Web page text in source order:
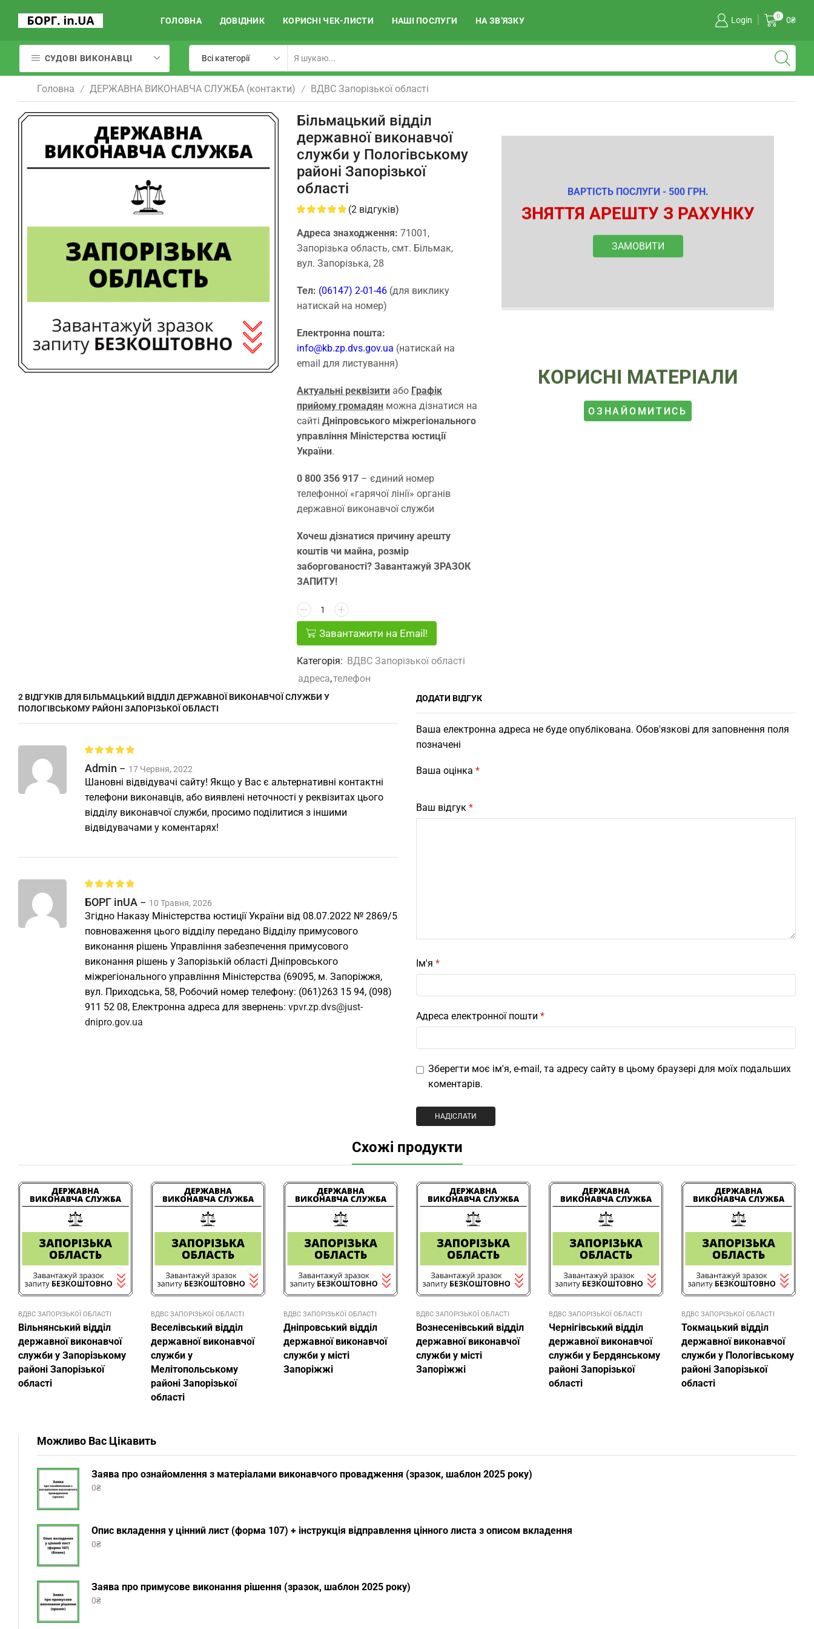
ГОЛОВНА ДОВІДНИК КОРИСНІ ЧЕК-ЛИСТИ НАШІ ПОСЛУГИ НА ЗВ’ЯЗКУ Login 0 0₴
СУДОВІ ВИКОНАВЦІ
Головна / ДЕРЖАВНА ВИКОНАВЧА СЛУЖБА (контакти) / ВДВС Запорізької області
Більмацький відділ
державної виконавчої
служби у Пологівському
районі Запорізької
області
(2відгуків)
Адреса знаходження: 71001,
Запорізька область, смт. Більмак,
вул. Запорізька, 28
Тел: (06147) 2-01-46(для виклику
натискай на номер)
Електронна пошта:
info@kb.zp.dvs.gov.ua (натискай на
email для листування)
Актуальні реквізитиабо Графік
прийому громадянможна дізнатися на
сайті Дніпровського міжрегіонального
управління Міністерства юстиції
України.
0 800 356 917– єдиний номер
телефонної «гарячої лінії» органів
державної виконавчої служби
Хочеш дізнатися причину арешту
коштів чи майна, розмір
заборгованості? Завантажуй ЗРАЗОК
ЗАПИТУ!
Завантажити на Email!
Категорія: ВДВС Запорізької області
адреса,телефон
ВАРТІСТЬ ПОСЛУГИ - 500 ГРН.
ЗНЯТТЯ АРЕШТУ З РАХУНКУ
ЗАМОВИТИ
КОРИСНІ МАТЕРІАЛИ
ОЗНАЙОМИТИСЬ
2 ВІДГУКІВ ДЛЯБІЛЬМАЦЬКИЙ ВІДДІЛ ДЕРЖАВНОЇ ВИКОНАВЧОЇ СЛУЖБИ У
ПОЛОГІВСЬКОМУ РАЙОНІ ЗАПОРІЗЬКОЇ ОБЛАСТІ
Admin – 17 Червня, 2022
Шановні відвідувачі сайту! Якщо у Вас є альтернативні контактні
телефони виконавців, або виявлені неточності у реквізитах цього
відділу виконавчої служби, просимо поділитися з іншими
відвідувачами у коментарях!
БОРГ inUA – 10 Травня, 2026
Згідно Наказу Міністерства юстиції України від 08.07.2022 № 2869/5
повноваження цього відділу передано Відділу примусового
виконання рішень Управління забезпечення примусового
виконання рішень у Запорізькій області Дніпровського
міжрегіонального управління Міністерства (69095, м. Запоріжжя,
вул. Приходська, 58, Робочий номер телефону: (061)263 15 94, (098)
911 52 08, Електронна адреса для звернень: vpvr.zp.dvs@just-
dnipro.gov.ua
ДОДАТИ ВІДГУК
Ваша електронна адреса не буде опублікована. Обов'язкові для заповнення поля
позначені
Ваша оцінка *
Ваш відгук *
Ім'я *
Адреса електронної пошти *
Зберегти моє ім'я, e-mail, та адресу сайту в цьому браузері для моїх подальших
коментарів.
Схожі продукти
ВДВС ЗАПОРІЗЬКОЇ ОБЛАСТІ
Вільнянський відділ
державної виконавчої
служби у Запорізькому
районі Запорізької
області
ВДВС ЗАПОРІЗЬКОЇ ОБЛАСТІ
Веселівський відділ
державної виконавчої
служби у
Мелітопольському
районі Запорізької
області
ВДВС ЗАПОРІЗЬКОЇ ОБЛАСТІ
Дніпровський відділ
державної виконавчої
служби у місті
Запоріжжі
ВДВС ЗАПОРІЗЬКОЇ ОБЛАСТІ
Вознесенівський відділ
державної виконавчої
служби у місті
Запоріжжі
ВДВС ЗАПОРІЗЬКОЇ ОБЛАСТІ
Чернігівський відділ
державної виконавчої
служби у Бердянському
районі Запорізької
області
ВДВС ЗАПОРІЗЬКОЇ ОБЛАСТІ
Токмацький відділ
державної виконавчої
служби у Пологівському
районі Запорізької
області
Можливо Вас Цікавить
Заява про ознайомлення з матеріалами виконавчого провадження (зразок, шаблон 2025 року)
0₴
Опис вкладення у цінний лист (форма 107) + інструкція відправлення цінного листа з описом вкладення
0₴
Заява про примусове виконання рішення (зразок, шаблон 2025 року)
0₴